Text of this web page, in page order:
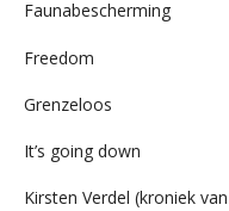
Faunabescherming
Freedom
Grenzeloos
It’s going down
Kirsten Verdel (kroniek